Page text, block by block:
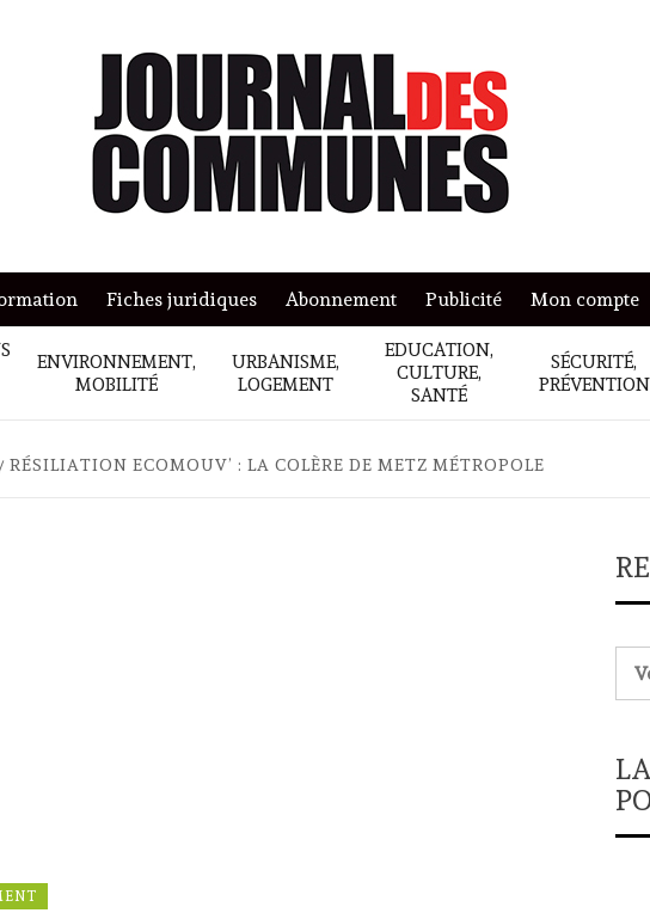
Fiches juridiques Abonnement Publicité Mon compte
ENVIRONNEMENT,
MOBILITÉ
URBANISME,
LOGEMENT
EDUCATION,
CULTURE,
SANTÉ
SÉCURITÉ,
PRÉVENTION
RÉSILIATION ECOMOUV’ : LA COLÈRE DE METZ MÉTROPOLE